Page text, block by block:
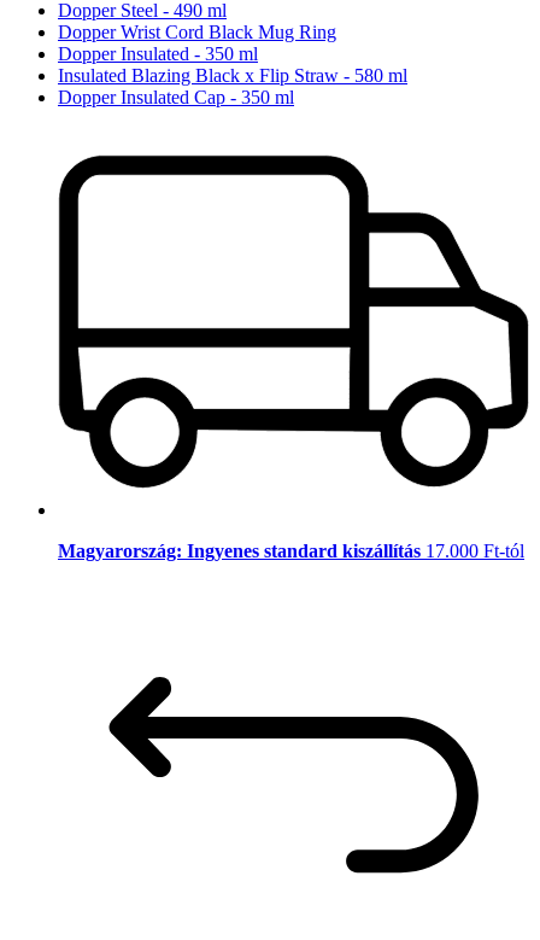
Dopper Steel - 490 ml
Dopper Wrist Cord Black Mug Ring
Dopper Insulated - 350 ml
Insulated Blazing Black x Flip Straw - 580 ml
Dopper Insulated Cap - 350 ml
Magyarország: Ingyenes standard kiszállítás 17.000 Ft-tól